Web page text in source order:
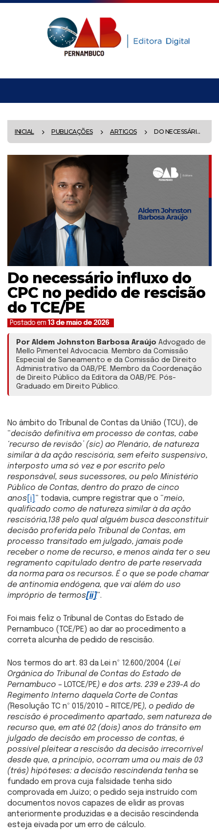
INICIAL PUBLICAÇÕES ARTIGOS DO NECESSÁRI...
Do necessário influxo do
CPC no pedido de rescisão
do TCE/PE
Postado em 13 de maio de 2026
Por Aldem Johnston Barbosa Araújo Advogado de
Mello Pimentel Advocacia. Membro da Comissão
Especial de Saneamento e da Comissão de Direito
Administrativo da OAB/PE. Membro da Coordenação
de Direito Público da Editora da OAB/PE. Pós-
Graduado em Direito Público.
No âmbito do Tribunal de Contas da União (TCU), de
“decisão definitiva em processo de contas, cabe
‘recurso de revisão’ (sic) ao Plenário, de natureza
similar à da ação rescisória, sem efeito suspensivo,
interposto uma só vez e por escrito pelo
responsável, seus sucessores, ou pelo Ministério
Público de Contas, dentro do prazo de cinco
anos [i] ” todavia, cumpre registrar que o “meio,
qualificado como de natureza similar à da ação
rescisória,138 pelo qual alguém busca desconstituir
decisão proferida pelo Tribunal de Contas, em
processo transitado em julgado, jamais pode
receber o nome de recurso, e menos ainda ter o seu
regramento capitulado dentro de parte reservada
da norma para os recursos. É o que se pode chamar
de antinomia endógena, que vai além do uso
impróprio de termos[ii]”.
Foi mais feliz o Tribunal de Contas do Estado de
Pernambuco (TCE/PE) ao dar ao procedimento a
correta alcunha de pedido de rescisão.
Nos termos do art. 83 da Lei nº 12.600/2004 (Lei
Orgânica do Tribunal de Contas do Estado de
Pernambuco – LOTCE/PE) e dos arts. 239 e 239-A do
Regimento Interno daquela Corte de Contas
(Resolução TC nº 015/2010 – RITCE/PE), o pedido de
rescisão é procedimento apartado, sem natureza de
recurso que, em até 02 (dois) anos do trânsito em
julgado de decisão em processo de contas, é
possível pleitear a rescisão da decisão irrecorrível
desde que, a princípio, ocorram uma ou mais de 03
(três) hipóteses: a decisão rescindenda tenha se
fundado em prova cuja falsidade tenha sido
comprovada em Juízo; o pedido seja instruído com
documentos novos capazes de elidir as provas
anteriormente produzidas e a decisão rescindenda
esteja eivada por um erro de cálculo.